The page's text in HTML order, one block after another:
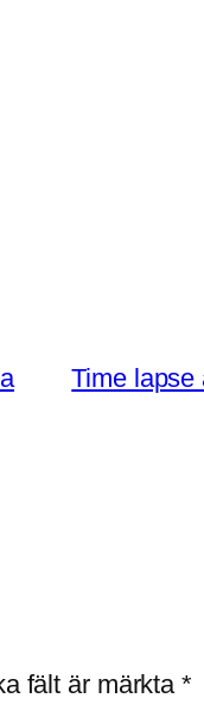
Time lapse
fält är märkta*